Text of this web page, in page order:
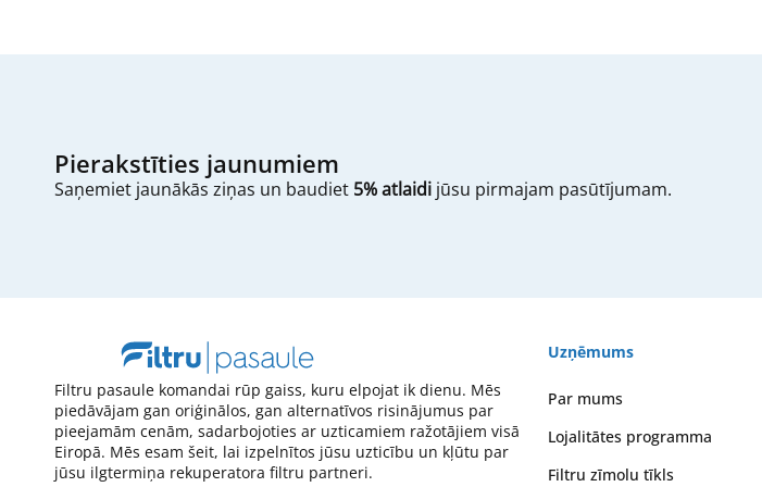
Pierakstīties jaunumiem
Saņemiet jaunākās ziņas un baudiet 5% atlaidi jūsu pirmajam pasūtījumam.
Filtru pasaule komandai rūp gaiss, kuru elpojat ik dienu. Mēs
piedāvājam gan oriģinālos, gan alternatīvos risinājumus par
pieejamām cenām, sadarbojoties ar uzticamiem ražotājiem visā
Eiropā. Mēs esam šeit, lai izpelnītos jūsu uzticību un kļūtu par
jūsu ilgtermiņa rekuperatora filtru partneri.
Uzņēmums
Par mums
Lojalitātes programma
Filtru zīmolu tīkls